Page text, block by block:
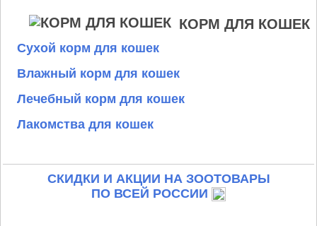
КОРМ ДЛЯ КОШЕК
Сухой корм для кошек
Влажный корм для кошек
Лечебный корм для кошек
Лакомства для кошек
СКИДКИ И АКЦИИ НА ЗООТОВАРЫ
ПО ВСЕЙ РОССИИ